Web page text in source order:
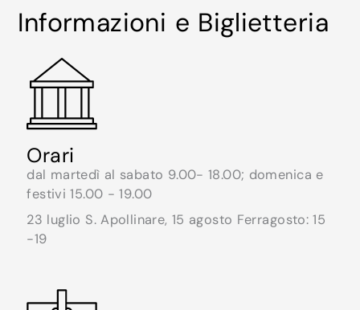
Informazioni e Biglietteria
Orari
dal martedì al sabato 9.00- 18.00; domenica e
festivi 15.00 - 19.00
23 luglio S. Apollinare, 15 agosto Ferragosto: 15
-19